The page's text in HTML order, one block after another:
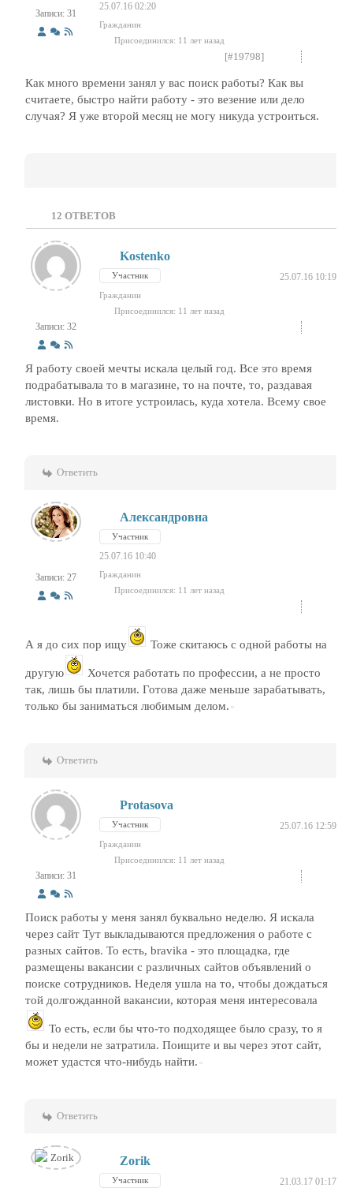
Записи: 31
25.07.16 02:20
Гражданин
Присоединился: 11 лет назад
[#19798]
Как много времени занял у вас поиск работы? Как вы
считаете, быстро найти работу - это везение или дело
случая? Я уже второй месяц не могу никуда устроиться.
12 ОТВЕТОВ
Записи: 32
Kostenko
Участник 25.07.16 10:19
Гражданин
Присоединился: 11 лет назад
Я работу своей мечты искала целый год. Все это время
подрабатывала то в магазине, то на почте, то, раздавая
листовки. Но в итоге устроилась, куда хотела. Всему свое
время.
Ответить
Записи: 27
Александровна
Участник
25.07.16 10:40
Гражданин
Присоединился: 11 лет назад
А я до сих пор ищу Тоже скитаюсь с одной работы на
другую
Хочется работать по профессии, а не просто
так, лишь бы платили. Готова даже меньше зарабатывать,
только бы заниматься любимым делом.
Ответить
Записи: 31
Protasova
Участник 25.07.16 12:59
Гражданин
Присоединился: 11 лет назад
Поиск работы у меня занял буквально неделю. Я искала
через сайт Тут выкладываются предложения о работе с
разных сайтов. То есть, bravika - это площадка, где
размещены вакансии с различных сайтов объявлений о
поиске сотрудников. Неделя ушла на то, чтобы дождаться
той долгожданной вакансии, которая меня интересовала
То есть, если бы что-то подходящее было сразу, то я
бы и недели не затратила. Поищите и вы через этот сайт,
может удастся что-нибудь найти.
Ответить
Zorik
Участник 21.03.17 01:17